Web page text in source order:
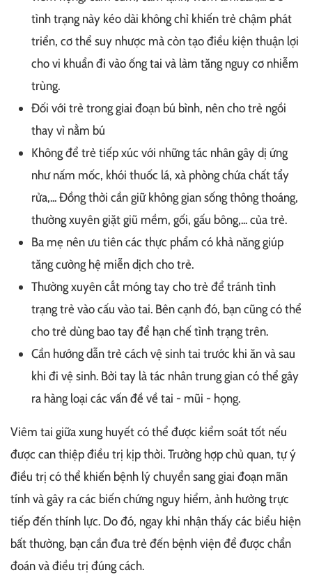
tình trạng này kéo dài không chỉ khiến trẻ chậm phát
triển, cơ thể suy nhược mà còn tạo điều kiện thuận lợi
cho vi khuẩn đi vào ống tai và làm tăng nguy cơ nhiễm
trùng.
Đối với trẻ trong giai đoạn bú bình, nên cho trẻ ngồi
thay vì nằm bú
Không để trẻ tiếp xúc với những tác nhân gây dị ứng
như nấm mốc, khói thuốc lá, xà phòng chứa chất tẩy
rửa,... Đồng thời cần giữ không gian sống thông thoáng,
thường xuyên giặt giũ mềm, gối, gấu bông,... của trẻ.
Ba mẹ nên ưu tiên các thực phẩm có khả năng giúp
tăng cường hệ miễn dịch cho trẻ.
Thường xuyên cắt móng tay cho trẻ để tránh tình
trạng trẻ vào cấu vào tai. Bên cạnh đó, bạn cũng có thể
cho trẻ dùng bao tay để hạn chế tình trạng trên.
Cần hướng dẫn trẻ cách vệ sinh tai trước khi ăn và sau
khi đi vệ sinh. Bởi tay là tác nhân trung gian có thể gây
ra hàng loại các vấn đề về tai - mũi - họng.
Viêm tai giữa xung huyết có thể được kiểm soát tốt nếu
được can thiệp điều trị kịp thời. Trường hợp chủ quan, tự ý
điều trị có thể khiến bệnh lý chuyển sang giai đoạn mãn
tính và gây ra các biến chứng nguy hiểm, ảnh hưởng trực
tiếp đến thính lực. Do đó, ngay khi nhận thấy các biểu hiện
bất thường, bạn cần đưa trẻ đến bệnh viện để được chẩn
đoán và điều trị đúng cách.